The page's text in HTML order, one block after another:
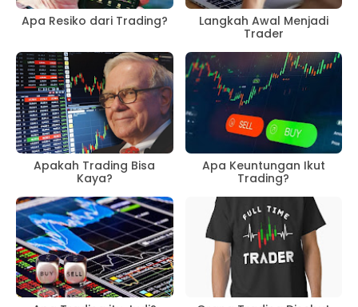
Apa Resiko dari Trading?
Langkah Awal Menjadi
Trader
Apakah Trading Bisa
Kaya?
Apa Keuntungan Ikut
Trading?